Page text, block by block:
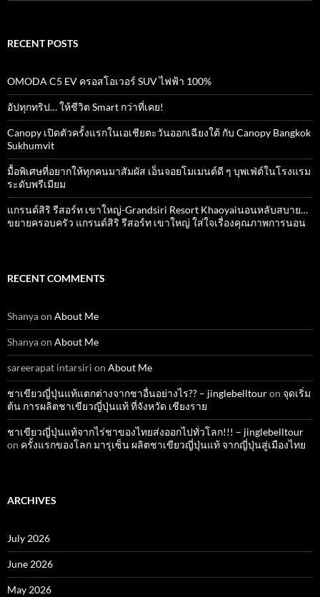
RECENT POSTS
OMODA C5 EV ครอสโอเวอร์ SUV ไฟฟ้า 100%
อัปทุกทริป… ให้ชีวิต Smart กว่าที่เคย!
Canopy เปิดตัวครั้งแรกในเอเชียตะวันออกเฉียงใต้ กับ Canopy Bangkok
Sukhumvit
มื้อพิเศษที่อยากให้ทุกคนมาสัมผัส เอ็นจอยโมเมนต์ดี ๆ บุพเฟ่ต์ในโรงแรม
ระดับพรีเมียม
แกรนด์สิริ​ รีสอร์ท​ เขาใหญ่​-Grandsiri​ Resort​ Khaoyaiนอนหลับสบาย…
ขยายครอบครัว แกรนด์สิริ รีสอร์ท เขาใหญ่ ใส่ใจเรื่องคุณภาพการนอน
RECENT COMMENTS
Shanyaon About Me
Shanyaon About Me
sareerapat intarsiri on About Me
ชาเขียวญี่ปุ่นแท้แตกต่างจากชาอื่นอย่างไร?? – jinglebelltouron จุดเริ่ม
ต้น การผลิตชาเขียวญี่ปุ่นแท้ ที่จังหวัด เชียงราย
ชาเขียวญี่ปุ่นแท้จากไร่ชาของไทยส่งออกไปทั่วโลก!!! – jinglebelltour
on ครั้งแรกของโลก มารุเซ็น ผลิตชาเขียวญี่ปุ่นแท้ จากญี่ปุ่นสู่เมืองไทย
ARCHIVES
July 2026
June 2026
May 2026